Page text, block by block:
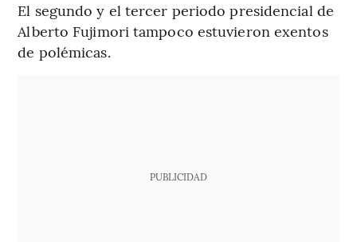
El segundo y el tercer periodo presidencial de
Alberto Fujimori tampoco estuvieron exentos
de polémicas.
PUBLICIDAD